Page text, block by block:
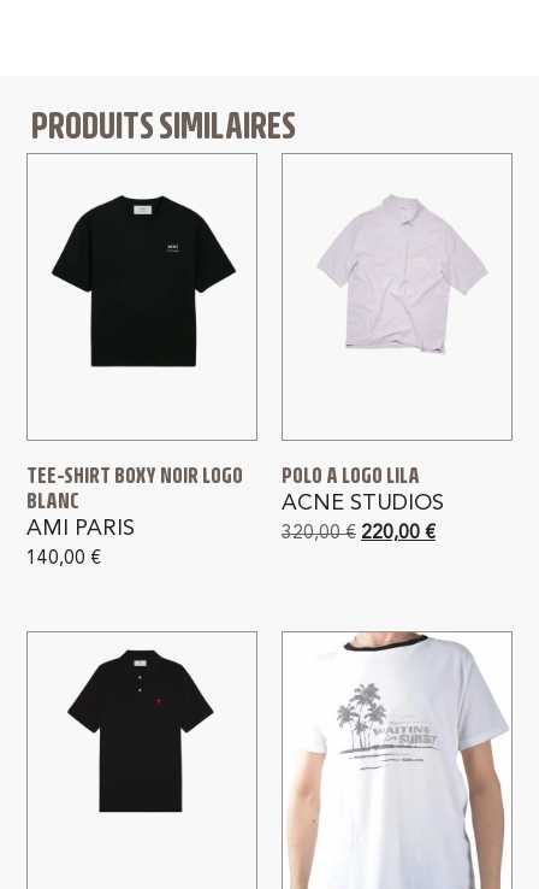
PRODUITS SIMILAIRES
TEE-SHIRT BOXY NOIR LOGO
BLANC
AMI PARIS
140,00 €
POLO A LOGO LILA
ACNE STUDIOS
320,00€ 220,00 €